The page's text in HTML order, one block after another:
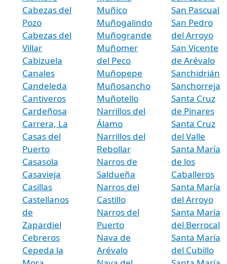
Cabezas del
Pozo
Cabezas del
Villar
Cabizuela
Canales
Candeleda
Cantiveros
Cardeñosa
Carrera, La
Casas del
Puerto
Casasola
Casavieja
Casillas
Castellanos
de
Zapardiel
Cebreros
Cepeda la
Muñico
Muñogalindo
Muñogrande
Muñomer
del Peco
Muñopepe
Muñosancho
Muñotello
Narrillos del
Álamo
Narrillos del
Rebollar
Narros de
Saldueña
Narros del
Castillo
Narros del
Puerto
Nava de
Arévalo
San Pascual
San Pedro
del Arroyo
San Vicente
de Arévalo
Sanchidrián
Sanchorreja
Santa Cruz
de Pinares
Santa Cruz
del Valle
Santa María
de los
Caballeros
Santa María
del Arroyo
Santa María
del Berrocal
Santa María
del Cubillo